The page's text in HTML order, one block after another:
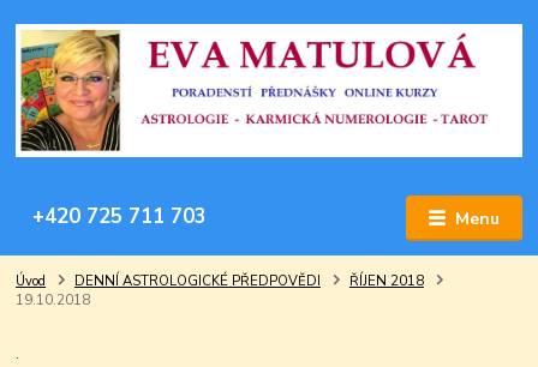
Menu
+420 725 711 703
Úvod DENNÍ ASTROLOGICKÉ PŘEDPOVĚDI
ŘÍJEN 2018
19.10.2018
.